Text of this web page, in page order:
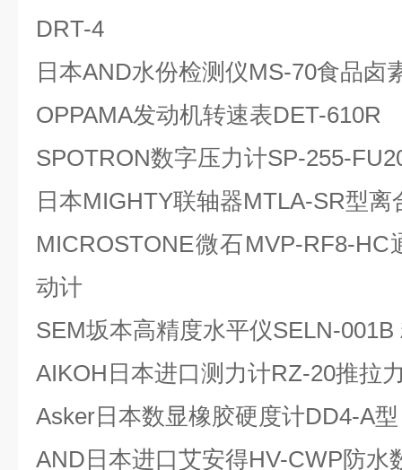
DRT-4
日本AND水份检测仪MS-70食品卤
OPPAMA发动机转速表DET-610R
SPOTRON数字压力计SP-255-
日本MIGHTY联轴器MTLA-SR型离
MICROSTONE微石MVP-RF8-
动计
SEM坂本高精度水平仪SELN-001B
AIKOH日本进口测力计RZ-20推拉
Asker日本数显橡胶硬度计DD4-A型
AND日本进口艾安得HV-CWP防水